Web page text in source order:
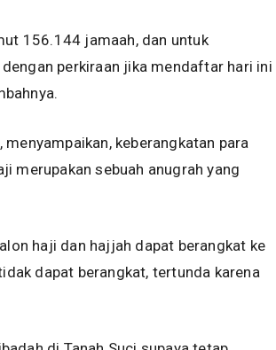
156.144 jamaah, dan untuk
perkiraan jika mendaftar hari ini
keberangkatan para
merupakan sebuah anugrah yang
haji dan hajjah dapat berangkat ke
dapat berangkat, tertunda karena